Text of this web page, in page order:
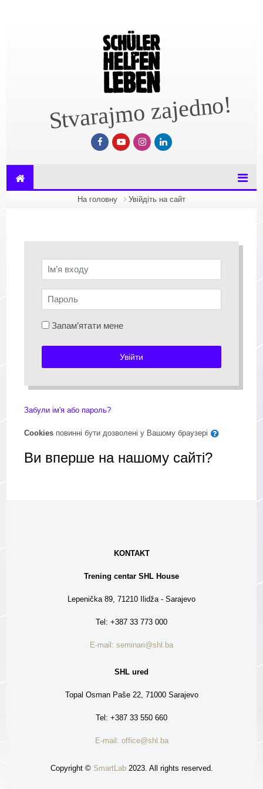
Stvarajmo zajedno!
На головну Увійдіть на сайт
Ім’я входу
Пароль
Запам’ятати мене
Увійти
Забули ім'я або пароль?
Cookies повинні бути дозволені у Вашому браузері
Ви вперше на нашому сайті?
KONTAKT
Trening centar SHL House
Lepenička 89, 71210 Ilidža - Sarajevo
Tel: +387 33 773 000
E-mail: seminari@shl.ba
SHL ured
Topal Osman Paše 22, 71000 Sarajevo
Tel: +387 33 550 660
E-mail: office@shl.ba
Copyright ©SmartLab2023. All rights reserved.